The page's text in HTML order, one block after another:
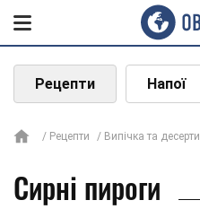
Рецепти Напої
Рецепти Випічка та десерти
Сирні пироги